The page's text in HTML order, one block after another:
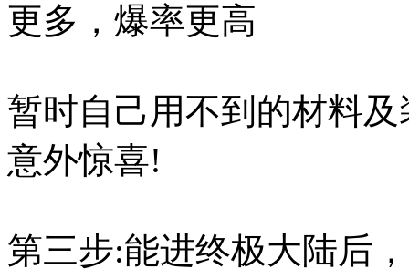
更多，爆率更高
暂时自己用不到的材料
意外惊喜!
第三步:能进终极大陆后